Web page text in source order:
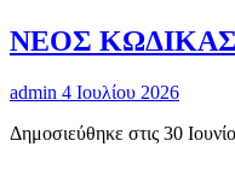
ΝΕΟΣ
admin 4 Ιουλίου 2026
Δημοσιεύθηκε στις 30